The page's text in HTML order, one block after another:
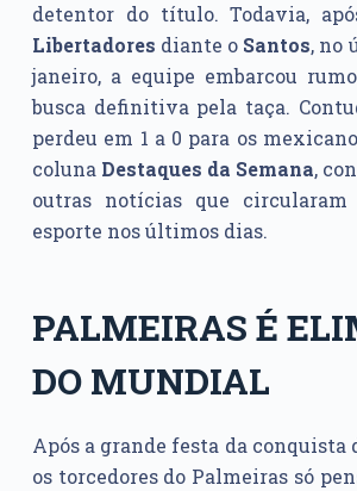
detentor do título. Todavia,
Libertadores diante o Santos, no
janeiro, a equipe embarcou
busca definitiva pela taça.
perdeu em 1 a 0 para os
coluna Destaques da Semana,
outras notícias que
esporte nos últimos dias.
PALMEIRAS É
DO MUNDIAL
Após a grande festa da conquista
os torcedores do Palmeiras só